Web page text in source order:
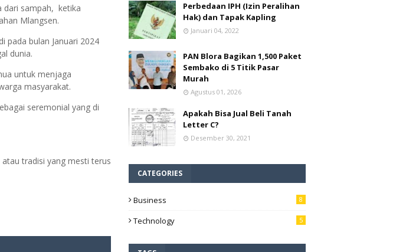
dari sampah, ketika
Mlangsen.
pada bulan Januari 2024
dunia.
untuk menjaga
masyarakat.
seremonial yang di
tradisi yang mesti terus
Perbedaan IPH (Izin Peralihan
Hak) dan Tapak Kapling
Januari 04, 2022
PAN Blora Bagikan 1,500 Paket
Sembako di 5 Titik Pasar
Murah
Agustus 01, 2026
Apakah Bisa Jual Beli Tanah
Letter C?
Desember 30, 2021
CATEGORIES
Business 8
Technology 5